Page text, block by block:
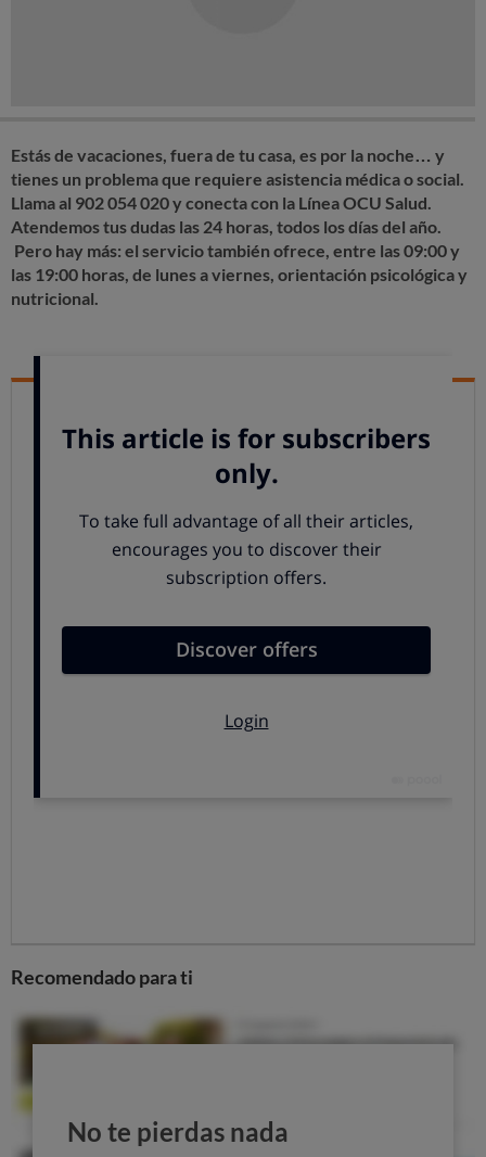
Estás de vacaciones, fuera de tu casa, es por la noche… y
tienes un problema que requiere asistencia médica o social.
Llama al 902 054 020 y conecta con la Línea OCU Salud.
Atendemos tus dudas las 24 horas, todos los días del año.
Pero hay más: el servicio también ofrece, entre las 09:00 y
las 19:00 horas, de lunes a viernes, orientación psicológica y
nutricional.
Recomendado para ti
No te pierdas nada